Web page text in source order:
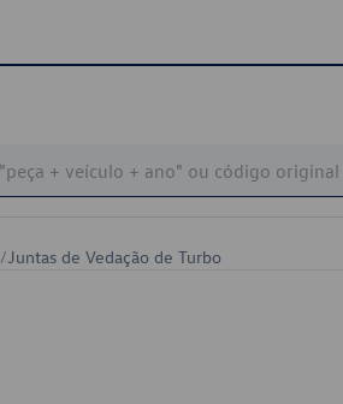
/Juntas de Vedação de Turbo